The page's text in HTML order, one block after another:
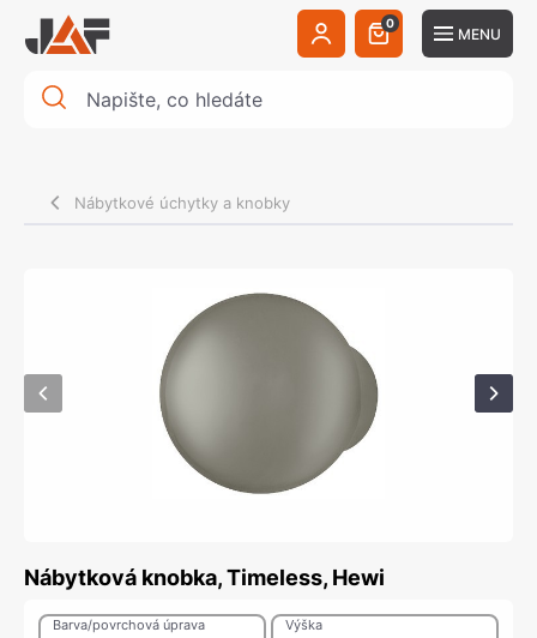
0
MENU
Nábytkové úchytky a knobky
Nábytková knobka, Timeless, Hewi
Barva/povrchová úprava Výška